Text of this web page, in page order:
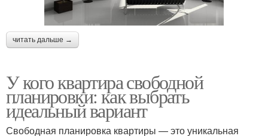
читать дальше →
У кого квартира свободной
планировки: как выбрать
идеальный вариант
Свободная планировка квартиры — это уникальная